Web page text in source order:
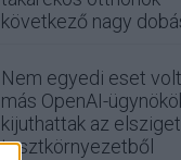
következő nagy
Nem egyedi eset
más OpenAI-
kijuthattak az
tesztkörnyezetből